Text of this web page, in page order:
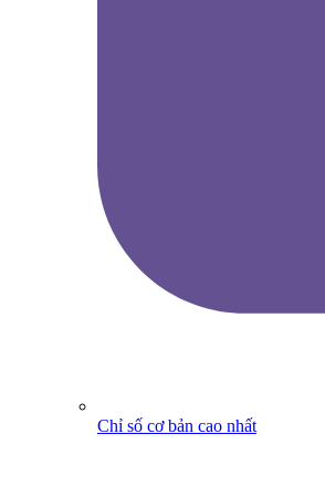
Chỉ số cơ bản cao nhất